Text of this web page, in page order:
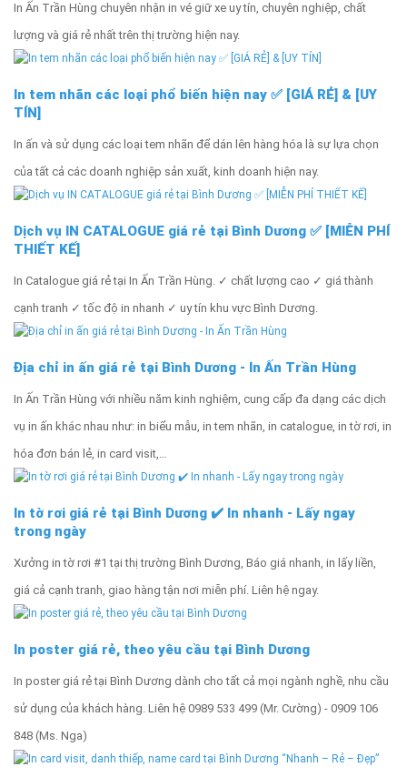
In Ấn Trần Hùng chuyên nhận in vé giữ xe uy tín, chuyên nghiệp, chất
lượng và giá rẻ nhất trên thị trường hiện nay.
In tem nhãn các loại phổ biến hiện nay ✅ [GIÁ RẺ] & [UY
TÍN]
In ấn và sử dụng các loại tem nhãn để dán lên hàng hóa là sự lựa chọn
của tất cả các doanh nghiệp sản xuất, kinh doanh hiện nay.
Dịch vụ IN CATALOGUE giá rẻ tại Bình Dương ✅ [MIỄN PHÍ
THIẾT KẾ]
In Catalogue giá rẻ tại In Ấn Trần Hùng. ✓ chất lượng cao ✓ giá thành
cạnh tranh ✓ tốc độ in nhanh ✓ uy tín khu vực Bình Dương.
Địa chỉ in ấn giá rẻ tại Bình Dương - In Ấn Trần Hùng
In Ấn Trần Hùng với nhiều năm kinh nghiệm, cung cấp đa dạng các dịch
vụ in ấn khác nhau như: in biểu mẫu, in tem nhãn, in catalogue, in tờ rơi, in
hóa đơn bán lẻ, in card visit,…
In tờ rơi giá rẻ tại Bình Dương ✔️ In nhanh - Lấy ngay
trong ngày
Xưởng in tờ rơi #1 tại thị trường Bình Dương, Báo giá nhanh, in lấy liền,
giá cả cạnh tranh, giao hàng tận nơi miễn phí. Liên hệ ngay.
In poster giá rẻ, theo yêu cầu tại Bình Dương
In poster giá rẻ tại Bình Dương dành cho tất cả mọi ngành nghề, nhu cầu
sử dụng của khách hàng. Liên hệ 0989 533 499 (Mr. Cường) - 0909 106
848 (Ms. Nga)